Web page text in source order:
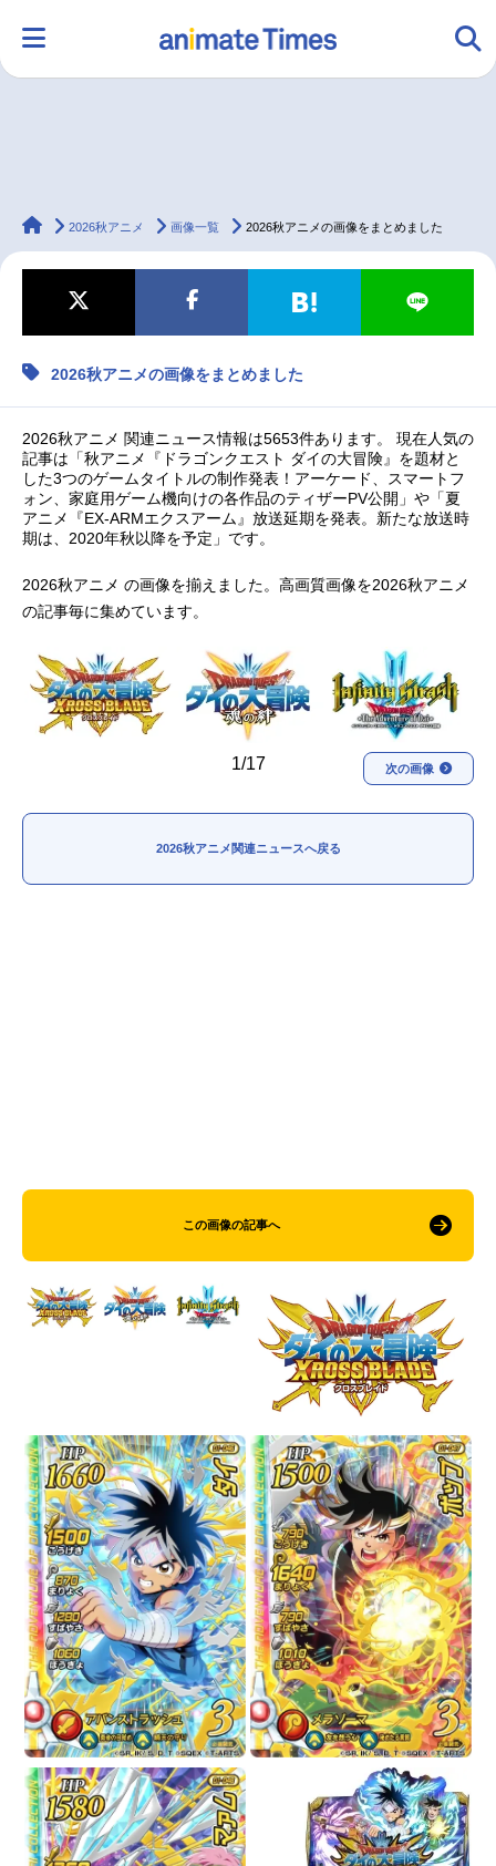
ラジオ みんなの声 グッズ 映画
マンガ・ラノベ ゲーム・アプリ 音楽 コスプレ
最新記事一覧
アニメ記事一覧 声優記事一覧
アニメ映画一覧
今期アニメ曜日別一覧
秋アニメ 冬アニメ
男性声優/女性声優一覧
animateTimes
2026秋アニメ 画像一覧 2026秋アニメの画像をまとめました
2026秋アニメの画像をまとめました
2026秋アニメ 関連ニュース情報は5653件あります。 現在人気の
記事は「秋アニメ『ドラゴンクエスト ダイの大冒険』を題材と
した3つのゲームタイトルの制作発表！アーケード、スマートフ
ォン、家庭用ゲーム機向けの各作品のティザーPV公開」や「夏
アニメ『EX-ARMエクスアーム』放送延期を発表。新たな放送時
期は、2020年秋以降を予定」です。
2026秋アニメ の画像を揃えました。高画質画像を2026秋アニメ
の記事毎に集めています。
1/17 次の画像
2026秋アニメ関連ニュースへ戻る
この画像の記事へ